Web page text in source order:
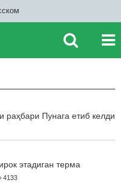
раҳбари Пунага етиб келди
этадиган терма
4133